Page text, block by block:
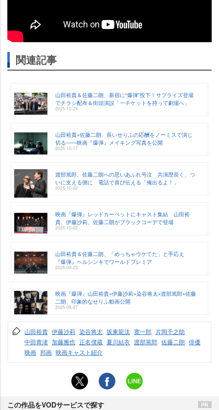
関連記事
山田裕貴＆佐藤二朗、新宿に“爆弾”投下！サプライズ登場
でチラシ配布＆街頭演説「一チケットを持って劇場へ」
2025-10-24
山田裕貴×佐藤二朗、長いせりふの応酬をノーミスで演じ
切る――映画『爆弾』メイキング写真を公開
2025-10-17
渡部篤郎、佐藤二朗への思いあふれ号泣 共演歴長く、つ
いに支える側に 電話で喜び伝える「俺出るよ！」
2025-10-02
映画『爆弾』レッドカーペットにキャスト集結 山田裕
貴、伊藤沙莉、佐藤二朗がブラックコーデで登場
2025-10-02
山田裕貴＆佐藤二朗、「めっちゃウケてた」と手応え
『爆弾』ヘルシンキでワールドプレミア
2025-09-25
映画『爆弾』山田裕貴×伊藤沙莉×染谷将太×渡部篤郎×佐藤
二朗、印象的なせりふ動画公開
2025-08-27
山田裕貴 伊藤沙莉 染谷将太 坂東龍汰 寛一郎 片岡千之助
中田青渚 加藤雅也 正名僕蔵 夏川結衣 渡部篤郎 佐藤二朗 俳優
映画 邦画 映画キャスト紹介
この作品をVODサービスで探す